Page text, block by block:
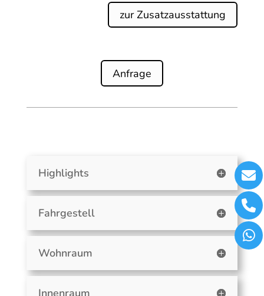
zur Zusatzausstattung
Anfrage
Highlights
Fahrgestell
Wohnraum
Innenraum